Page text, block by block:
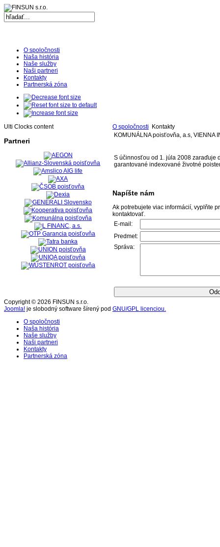
O spoločnosti
Naša história
Naše služby
Naši partneri
Kontakty
Partnerská zóna
Ulti
Ulti
Joomla
product
Joomla
Extensions
Templates
Joomla
Articles
Ulti Clocks content
Partneri
O spoločnosti
Kontakty
KOMUNÁLNA poisťovňa, a.s, VIENNA
S účinnosťou od 1. júla 2008 zaraďuje
garantované indexované životné
Napíšte nám
Ak potrebujete viac informácií, vyplňte
kontaktovať.
E-mail:
Predmet:
Správa:
Copyright © 2026 FINSUN s.r.o.
Joomla! je slobodný software šírený pod GNU/GPL licenciou.
O spoločnosti
Naša história
Naše služby
Naši partneri
Kontakty
Partnerská zóna